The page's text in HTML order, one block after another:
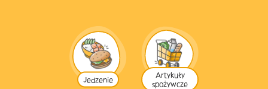
Jedzenie
Artykuły
spożywcze